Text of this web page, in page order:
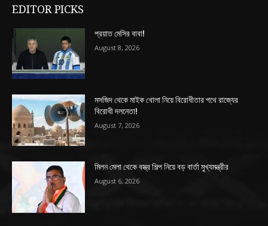
EDITOR PICKS
প্রয়াত মেসির বাবা!
August 8, 2026
মসজিদ থেকে মাইক খোলা নিয়ে বিরোধীতার পথে রাজ্যের
বিরোধী দলনেতা!
August 7, 2026
মিলন মেলা থেকে বস্ত্র শিল্প নিয়ে বড় বার্তা মুখ্যমন্ত্রীর
August 6, 2026